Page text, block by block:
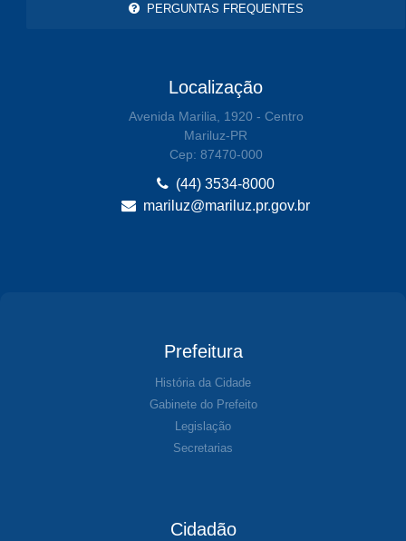
PERGUNTAS FREQUENTES
Localização
Avenida Marilia, 1920 - Centro
Mariluz-PR
Cep: 87470-000
(44) 3534-8000
mariluz@mariluz.pr.gov.br
Prefeitura
História da Cidade
Gabinete do Prefeito
Legislação
Secretarias
Cidadão